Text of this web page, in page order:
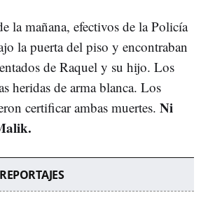
la mañana, efectivos de la Policía
la puerta del piso y encontraban
de Raquel y su hijo. Los
heridas de arma blanca. Los
certificar ambas muertes. Ni